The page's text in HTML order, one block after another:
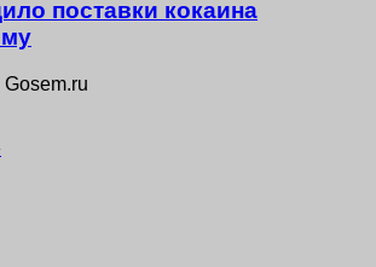
поставки кокаина